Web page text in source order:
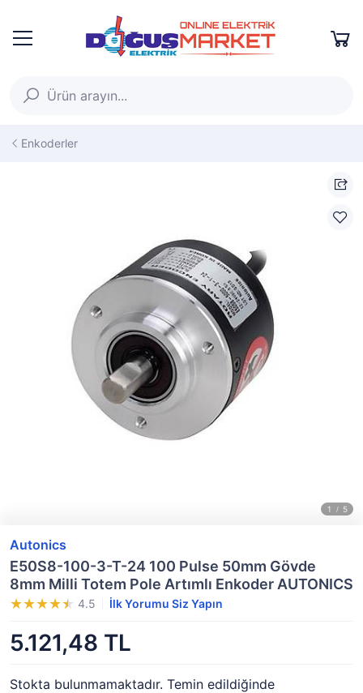
Enkoderler
Autonics
E50S8-100-3-T-24 100 Pulse 50mm Gövde
8mm Milli Totem Pole Artımlı Enkoder AUTONICS
4.5 İlk Yorumu Siz Yapın
5.121,48 TL
Stokta bulunmamaktadır. Temin edildiğinde